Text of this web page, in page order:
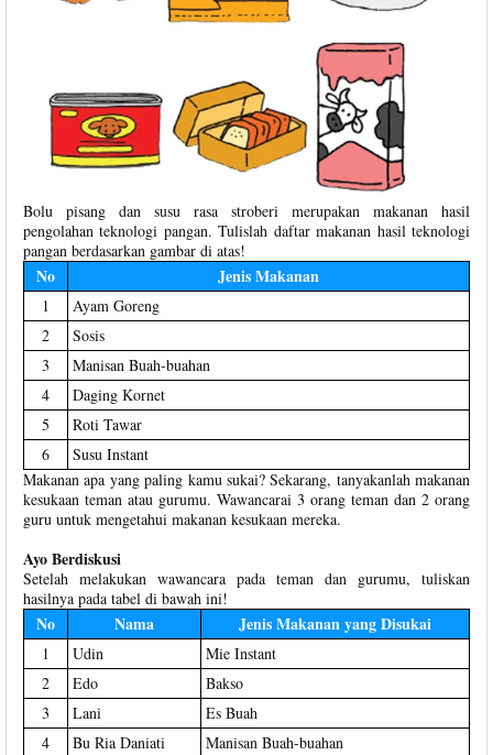
Bolu pisang dan susu rasa stroberi merupakan makanan hasil
pengolahan teknologi pangan. Tulislah daftar makanan hasil teknologi
pangan berdasarkan gambar di atas!
No Jenis Makanan
1
Ayam Goreng
2
Sosis
3
Manisan Buah-buahan
4
Daging Kornet
5
Roti Tawar
6
Susu Instant
Makanan apa yang paling kamu sukai? Sekarang, tanyakanlah makanan
kesukaan teman atau gurumu. Wawancarai 3 orang teman dan 2 orang
guru untuk mengetahui makanan kesukaan mereka.
Ayo Berdiskusi
Setelah melakukan wawancara pada teman dan gurumu, tuliskan
hasilnya pada tabel di bawah ini!
No Nama Jenis Makanan yang Disukai
1 Udin
Mie Instant
2
Edo
Bakso
3
Lani
Es Buah
4
Bu Ria Daniati
Manisan Buah-buahan